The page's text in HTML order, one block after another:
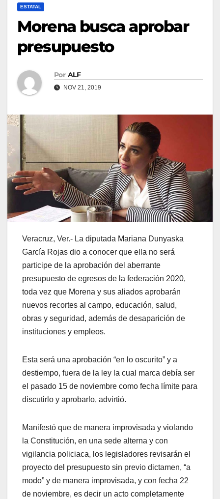
ESTATAL
Morena busca aprobar
presupuesto
Por ALF
NOV 21, 2019
Veracruz, Ver.- La diputada Mariana Dunyaska
García Rojas dio a conocer que ella no será
participe de la aprobación del aberrante
presupuesto de egresos de la federación 2020,
toda vez que Morena y sus aliados aprobarán
nuevos recortes al campo, educación, salud,
obras y seguridad, además de desaparición de
instituciones y empleos.
Esta será una aprobación “en lo oscurito” y a
destiempo, fuera de la ley la cual marca debía ser
el pasado 15 de noviembre como fecha límite para
discutirlo y aprobarlo, advirtió.
Manifestó que de manera improvisada y violando
la Constitución, en una sede alterna y con
vigilancia policiaca, los legisladores revisarán el
proyecto del presupuesto sin previo dictamen, “a
modo” y de manera improvisada, y con fecha 22
de noviembre, es decir un acto completamente